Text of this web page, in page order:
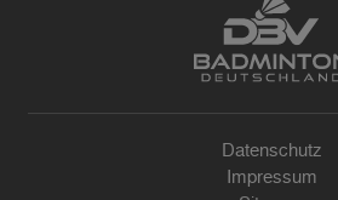
Datenschutz
Impressum